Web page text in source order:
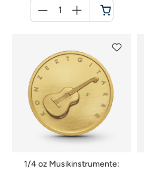
für
Warenkorb
1/4 oz Musikinstrumente: